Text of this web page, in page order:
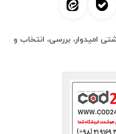
امیدوار، بررسی، انتخاب و